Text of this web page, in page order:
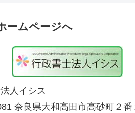
ームページへ
人イシス
奈良県大和高田市高砂町２